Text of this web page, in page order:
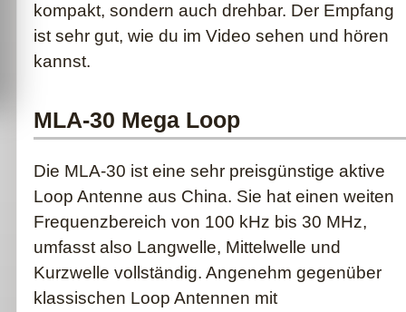
kompakt, sondern auch drehbar. Der Empfang
ist sehr gut, wie du im Video sehen und hören
kannst.
MLA-30 Mega Loop
Die MLA-30 ist eine sehr preisgünstige aktive
Loop Antenne aus China. Sie hat einen weiten
Frequenzbereich von 100 kHz bis 30 MHz,
umfasst also Langwelle, Mittelwelle und
Kurzwelle vollständig. Angenehm gegenüber
klassischen Loop Antennen mit